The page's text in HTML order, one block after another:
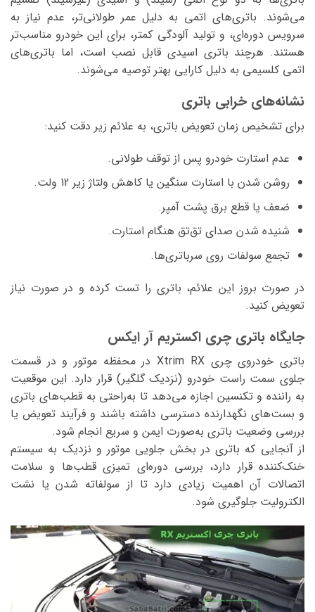
می‌شوند. باتری‌های اتمی به دلیل عمر طولانی‌تر، عدم نیاز به
سرویس دوره‌ای، و تولید آلودگی کمتر، برای این خودرو مناسب‌تر
هستند. هرچند باتری اسیدی قابل نصب است، اما باتری‌های
اتمی کلسیمی به دلیل کارایی بهتر توصیه می‌شوند.
نشانه‌های خرابی باتری
برای تشخیص زمان تعویض باتری، به علائم زیر دقت کنید:
عدم استارت خودرو پس از توقف طولانی.
روشن شدن با استارت سنگین یا کاهش ولتاژ زیر 12 ولت.
ضعف یا قطع برق پشت آمپر.
شنیده شدن صدای تق‌تق هنگام استارت.
تجمع سولفات روی سرباتری‌ها.
در صورت بروز این علائم، باتری را تست کرده و در صورت نیاز
تعویض کنید.
جایگاه باتری چری اکستریم آر ایکس
باتری خودروی چری Xtrim RX در محفظه موتور و در قسمت
جلوی سمت راست خودرو (نزدیک گلگیر) قرار دارد. این موقعیت
به راننده و تکنسین اجازه می‌دهد تا به‌راحتی به قطب‌های باتری
و بست‌های نگهدارنده دسترسی داشته باشند و فرآیند تعویض یا
بررسی وضعیت باتری به‌صورت ایمن و سریع انجام شود.
از آنجایی که باتری در بخش جلویی موتور و نزدیک به سیستم
خنک‌کننده قرار دارد، بررسی دوره‌ای تمیزی قطب‌ها و سلامت
اتصالات آن اهمیت زیادی دارد تا از سولفاته شدن یا نشت
الکترولیت جلوگیری شود.